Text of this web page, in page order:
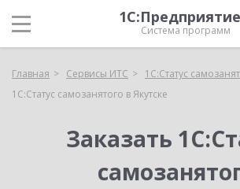
Система программ
Главная Сервисы ИТС
1С:Статус
1С:Статус самозанятого в Якутске
Заказать